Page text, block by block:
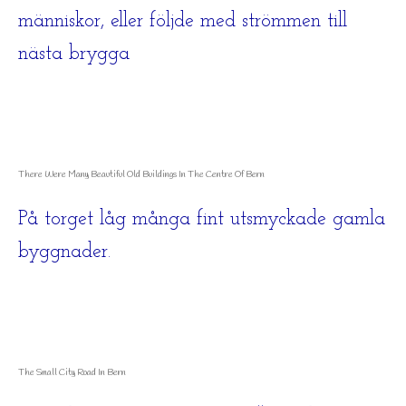
människor, eller följde med strömmen till
nästa brygga
There Were Many Beautiful Old Buildings In The Centre Of Bern
På torget låg många fint utsmyckade gamla
byggnader.
The Small City Road In Bern